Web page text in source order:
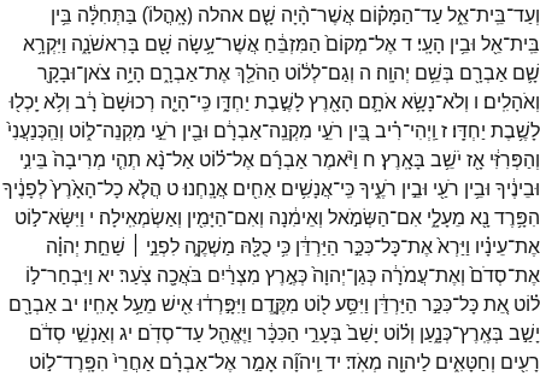
וְעַד־בֵּֽית־אֵ֑לעַד־הַמָּק֗וֹם אֲשֶׁר־הָ֨יָה שָׁ֤ם אהלה (אָֽהֳלוֹ֙) בַּתְּחִלָּ֔ה בֵּ֥ין
בֵּֽית־אֵ֖ל וּבֵ֥ין הָעָֽי׃ דאֶל־מְקוֹם֙ הַמִּזְבֵּ֔חַ אֲשֶׁר־עָ֥שָׂה שָׁ֖ם בָּרִאשֹׁנָ֑ה וַיִּקְרָ֥א
שָׁ֛ם אַבְרָ֖ם בְּשֵׁ֥ם יְהוָֽה׃ ה וְגַם־לְל֔וֹט הַהֹלֵ֖ךְאֶת־אַבְרָ֑ם הָיָ֥ה צֹאן־וּבָקָ֖ר
וְאֹהָלִֽים׃ ו וְלֹא־נָשָׂ֥אאֹתָ֛ם הָאָ֖רֶץלָשֶׁ֣בֶת יַחְדָּ֑ו כִּֽי־הָיָ֤ה רְכוּשָׁם֙ רָ֔ב וְלֹ֥א יָֽכְל֖וּ
לָשֶׁ֥בֶת יַחְדָּֽו׃ ז וַֽיְהִי־רִ֗יב בֵּ֚ין רֹעֵ֣י מִקְנֵֽה־אַבְרָ֔ם וּבֵ֖ין רֹעֵ֣י מִקְנֵה־ל֑וֹט וְהַֽכְּנַעֲנִי֙
וְהַפְּרִזִּ֔י אָ֖ז יֹשֵׁ֥ב בָּאָֽרֶץ׃ ח וַיֹּ֨אמֶראַבְרָ֜ם אֶל־ל֗וֹט אַל־נָ֨א תְהִ֤י מְרִיבָה֙ בֵּינִ֣י
וּבֵינֶ֔יךָ וּבֵ֥ין רֹעַ֖י וּבֵ֣ין רֹעֶ֑יךָכִּֽי־אֲנָשִׁ֥ים אַחִ֖ים אֲנָֽחְנוּ׃ט הֲלֹ֤אכָל־הָאָ֙רֶץ֙לְפָנֶ֔יךָ
הִפָּ֥רֶד נָ֖א מֵעָלָ֑י אִם־הַשְּׂמֹ֣אל וְאֵימִ֔נָה וְאִם־הַיָּמִ֖ין וְאַשְׂמְאִֽילָה׃ י וַיִּשָּׂא־ל֣וֹט
אֶת־עֵינָ֗יו וַיַּרְא֙אֶת־כָּל־כִּכַּ֣ר הַיַּרְדֵּ֔ן כִּ֥י כֻלָּ֖הּ מַשְׁקֶ֑ה לִפְנֵ֣י ׀ שַׁחֵ֣ת יְהוָ֗ה
אֶת־סְדֹם֙ וְאֶת־עֲמֹרָ֔ה כְּגַן־יְהוָה֙כְּאֶ֣רֶץ מִצְרַ֔יִם בֹּאֲכָ֖ה צֹֽעַר׃ יא וַיִּבְחַר־ל֣וֹ
ל֗וֹט אֵ֚תכָּל־כִּכַּ֣ר הַיַּרְדֵּ֔ן וַיִּסַּ֥על֖וֹט מִקֶּ֑דֶם וַיִּפָּ֣רְד֔וּאִ֖ישׁ מֵעַ֥לאָחִֽיו׃ יבאַבְרָ֖ם
יָשַׁ֣ב בְּאֶֽרֶץ־כְּנָ֑עַן וְל֗וֹט יָשַׁב֙ בְּעָרֵ֣י הַכִּכָּ֔ר וַיֶּאֱהַ֖לעַד־סְדֹֽם׃ יג וְאַנְשֵׁ֣י סְדֹ֔ם
רָעִ֖ים וְחַטָּאִ֑ים לַיהוָ֖ה מְאֹֽד׃ יד וַֽיהוָ֞ה אָמַ֣ראֶל־אַבְרָ֗ם אַחֲרֵי֙ הִפָּֽרֶד־ל֣וֹט